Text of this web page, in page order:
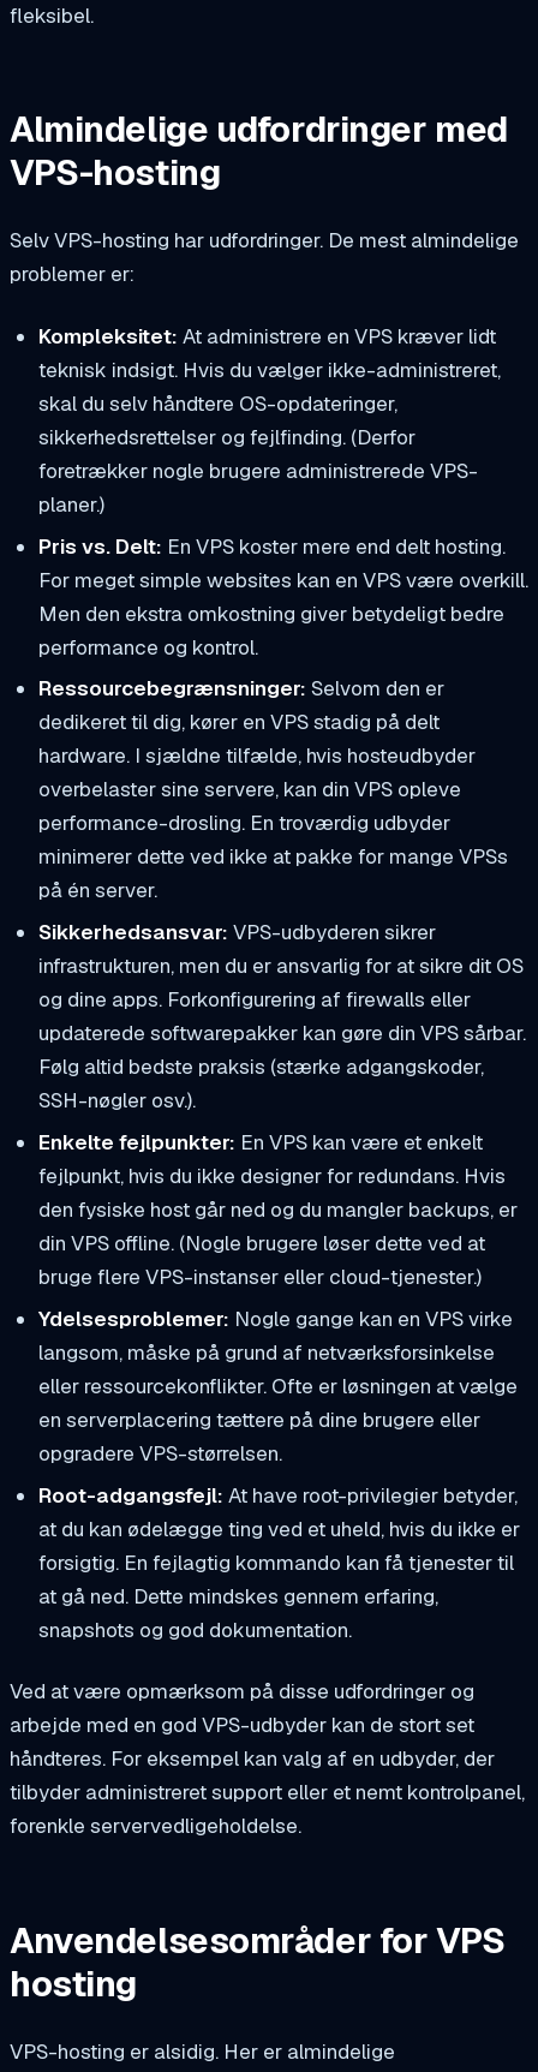
fleksibel.
Almindelige udfordringer med
VPS-hosting
Selv VPS-hosting har udfordringer. De mest almindelige
problemer er:
Kompleksitet: At administrere en VPS kræver lidt
teknisk indsigt. Hvis du vælger ikke-administreret,
skal du selv håndtere OS-opdateringer,
sikkerhedsrettelser og fejlfinding. (Derfor
foretrækker nogle brugere administrerede VPS-
planer.)
Pris vs. Delt: En VPS koster mere end delt hosting.
For meget simple websites kan en VPS være overkill.
Men den ekstra omkostning giver betydeligt bedre
performance og kontrol.
Ressourcebegrænsninger: Selvom den er
dedikeret til dig, kører en VPS stadig på delt
hardware. I sjældne tilfælde, hvis hosteudbyder
overbelaster sine servere, kan din VPS opleve
performance-drosling. En troværdig udbyder
minimerer dette ved ikke at pakke for mange VPSs
på én server.
Sikkerhedsansvar: VPS-udbyderen sikrer
infrastrukturen, men du er ansvarlig for at sikre dit OS
og dine apps. Forkonfigurering af firewalls eller
updaterede softwarepakker kan gøre din VPS sårbar.
Følg altid bedste praksis (stærke adgangskoder,
SSH-nøgler osv.).
Enkelte fejlpunkter: En VPS kan være et enkelt
fejlpunkt, hvis du ikke designer for redundans. Hvis
den fysiske host går ned og du mangler backups, er
din VPS offline. (Nogle brugere løser dette ved at
bruge flere VPS-instanser eller cloud-tjenester.)
Ydelsesproblemer: Nogle gange kan en VPS virke
langsom, måske på grund af netværksforsinkelse
eller ressourcekonflikter. Ofte er løsningen at vælge
en serverplacering tættere på dine brugere eller
opgradere VPS-størrelsen.
Root-adgangsfejl: At have root-privilegier betyder,
at du kan ødelægge ting ved et uheld, hvis du ikke er
forsigtig. En fejlagtig kommando kan få tjenester til
at gå ned. Dette mindskes gennem erfaring,
snapshots og god dokumentation.
Ved at være opmærksom på disse udfordringer og
arbejde med en god VPS-udbyder kan de stort set
håndteres. For eksempel kan valg af en udbyder, der
tilbyder administreret support eller et nemt kontrolpanel,
forenkle servervedligeholdelse.
Anvendelsesområder for VPS
hosting
VPS-hosting er alsidig. Her er almindelige